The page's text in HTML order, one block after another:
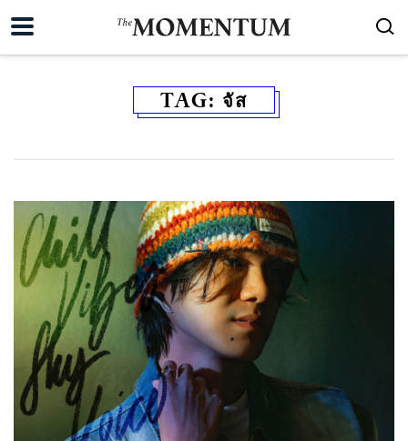
TAG: จัส